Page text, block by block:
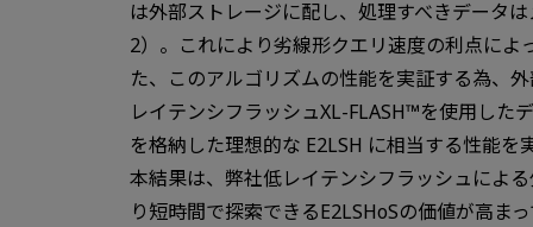
は外部ストレージに配し、処理すべきデータ
2）。これにより劣線形クエリ速度の利点によ
た、このアルゴリズムの性能を実証する為、
レイテンシフラッシュXL-FLASH™を使用した
を格納した理想的な E2LSH に相当する性能を
本結果は、弊社低レイテンシフラッシュによ
り短時間で探索できるE2LSHoSの価値が高ま